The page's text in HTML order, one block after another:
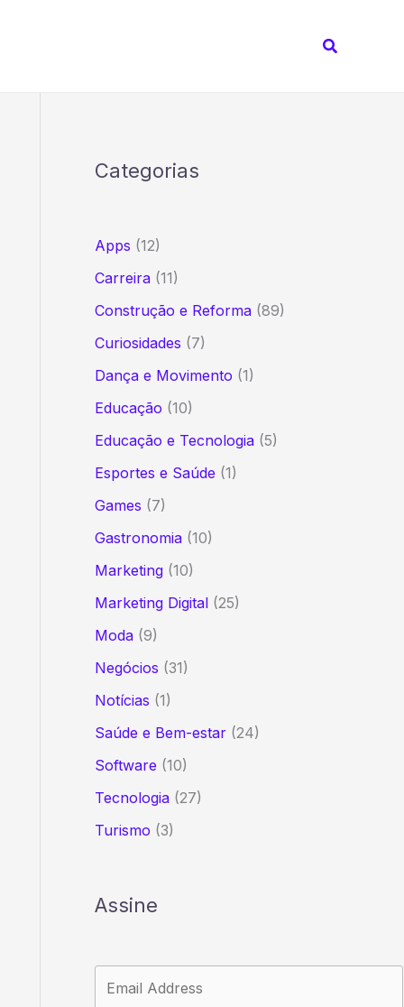
Pesquisar
Categorias
Apps (12)
Carreira(11)
Construção e Reforma(89)
Curiosidades (7)
Dança e Movimento (1)
Educação (10)
Educação e Tecnologia(5)
Esportes e Saúde (1)
Games (7)
Gastronomia(10)
Marketing(10)
Marketing Digital(25)
Moda(9)
Negócios (31)
Notícias (1)
Saúde e Bem-estar(24)
Software (10)
Tecnologia(27)
Turismo (3)
Assine